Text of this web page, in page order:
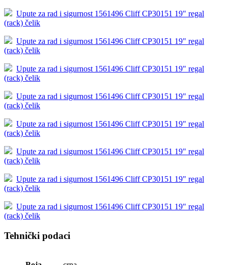
Upute za rad i sigurnost 1561496 Cliff CP30151 19" regal
(rack) čelik
Upute za rad i sigurnost 1561496 Cliff CP30151 19" regal
(rack) čelik
Upute za rad i sigurnost 1561496 Cliff CP30151 19" regal
(rack) čelik
Upute za rad i sigurnost 1561496 Cliff CP30151 19" regal
(rack) čelik
Upute za rad i sigurnost 1561496 Cliff CP30151 19" regal
(rack) čelik
Upute za rad i sigurnost 1561496 Cliff CP30151 19" regal
(rack) čelik
Upute za rad i sigurnost 1561496 Cliff CP30151 19" regal
(rack) čelik
Upute za rad i sigurnost 1561496 Cliff CP30151 19" regal
(rack) čelik
Tehnički podaci